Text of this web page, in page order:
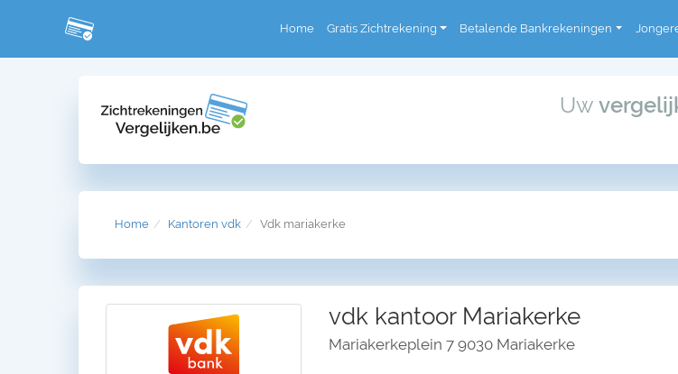
Home Gratis Zichtrekening Betalende Bankrekeningen
Uw
Home Kantoren vdk Vdk mariakerke
vdk kantoor Mariakerke
Mariakerkeplein 7 9030 Mariakerke